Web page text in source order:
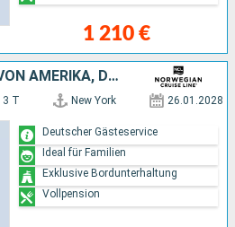
1 210 €
VEREINIGTE STAATEN VON AMERIKA, DOMINIKANISCHE REPUBLIK, PUERTO RICO
T New York 26.01.2028
Deutscher Gästeservice
Ideal für Familien
Exklusive Bordunterhaltung
Vollpension